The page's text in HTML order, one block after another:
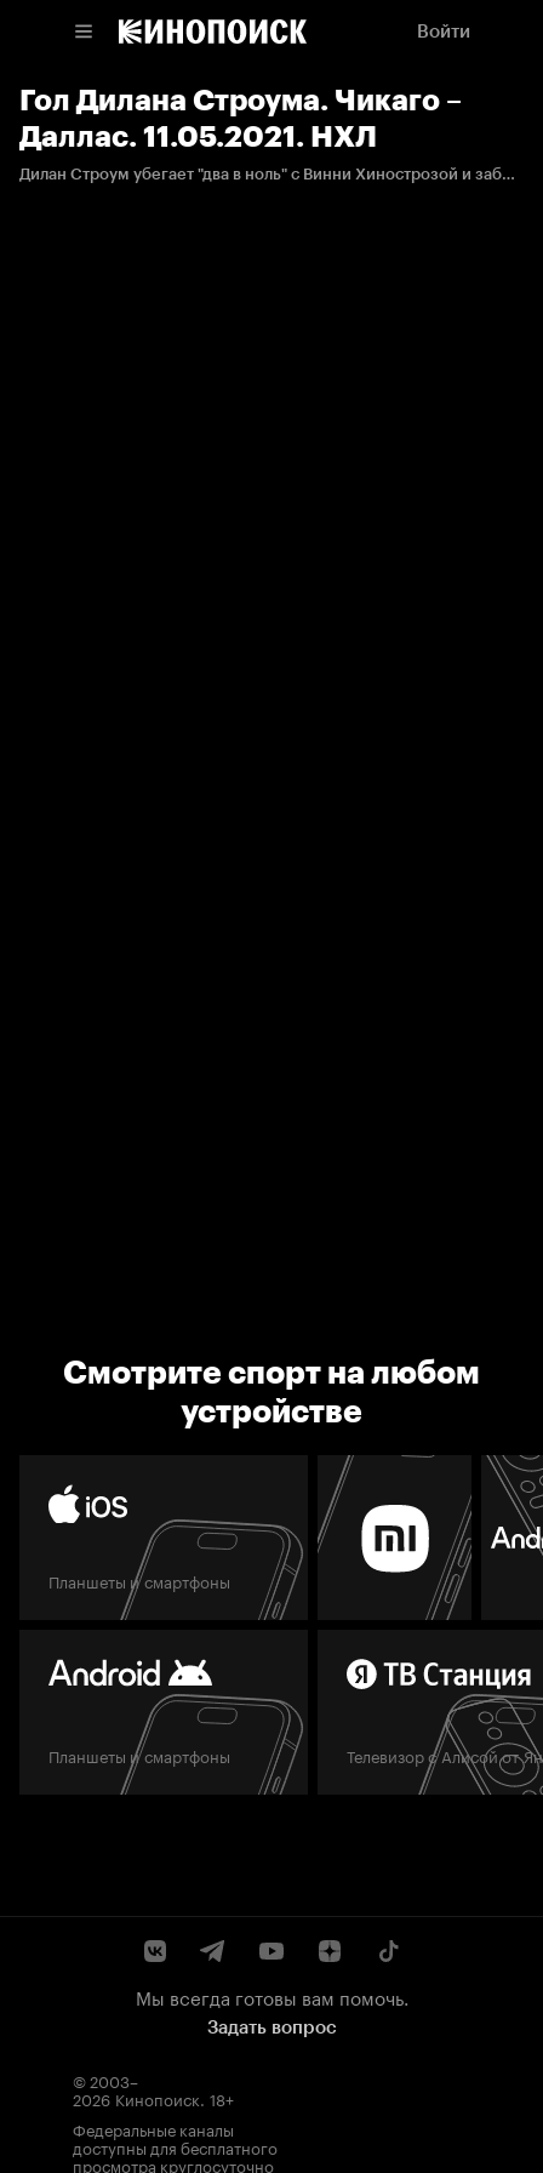
Войти
Гол Дилана Строума. Чикаго –
Даллас. 11.05.2021. НХЛ
Дилан Строум убегает "два в ноль" с Винни Хинострозой и забрасывает девятую шайбу в сезоне
Смотрите спорт на любом
устройстве
Планшеты и смартфоны
Планшеты и смартфоны Телевизор с Алисой от
Мы всегда готовы вам помочь.
Задать вопрос
© 2003–
2026 Кинопоиск. 18+
Федеральные каналы
доступны для бесплатного
просмотра круглосуточно